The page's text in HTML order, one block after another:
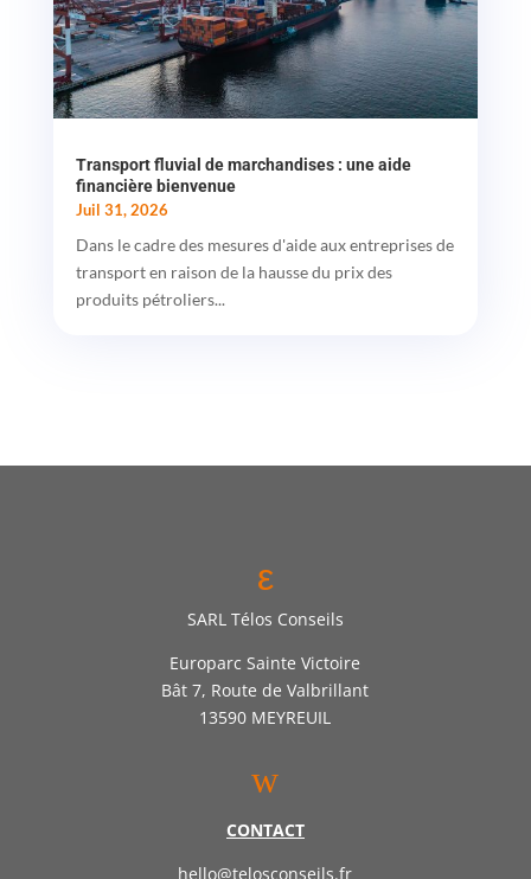
Transport fluvial de marchandises : une aide
financière bienvenue
Juil 31, 2026
Dans le cadre des mesures d'aide aux entreprises de
transport en raison de la hausse du prix des
produits pétroliers...
ε
SARL Télos Conseils
Europarc Sainte Victoire
Bât 7, Route de Valbrillant
13590 MEYREUIL
w
CONTACT
hello@telosconseils.fr